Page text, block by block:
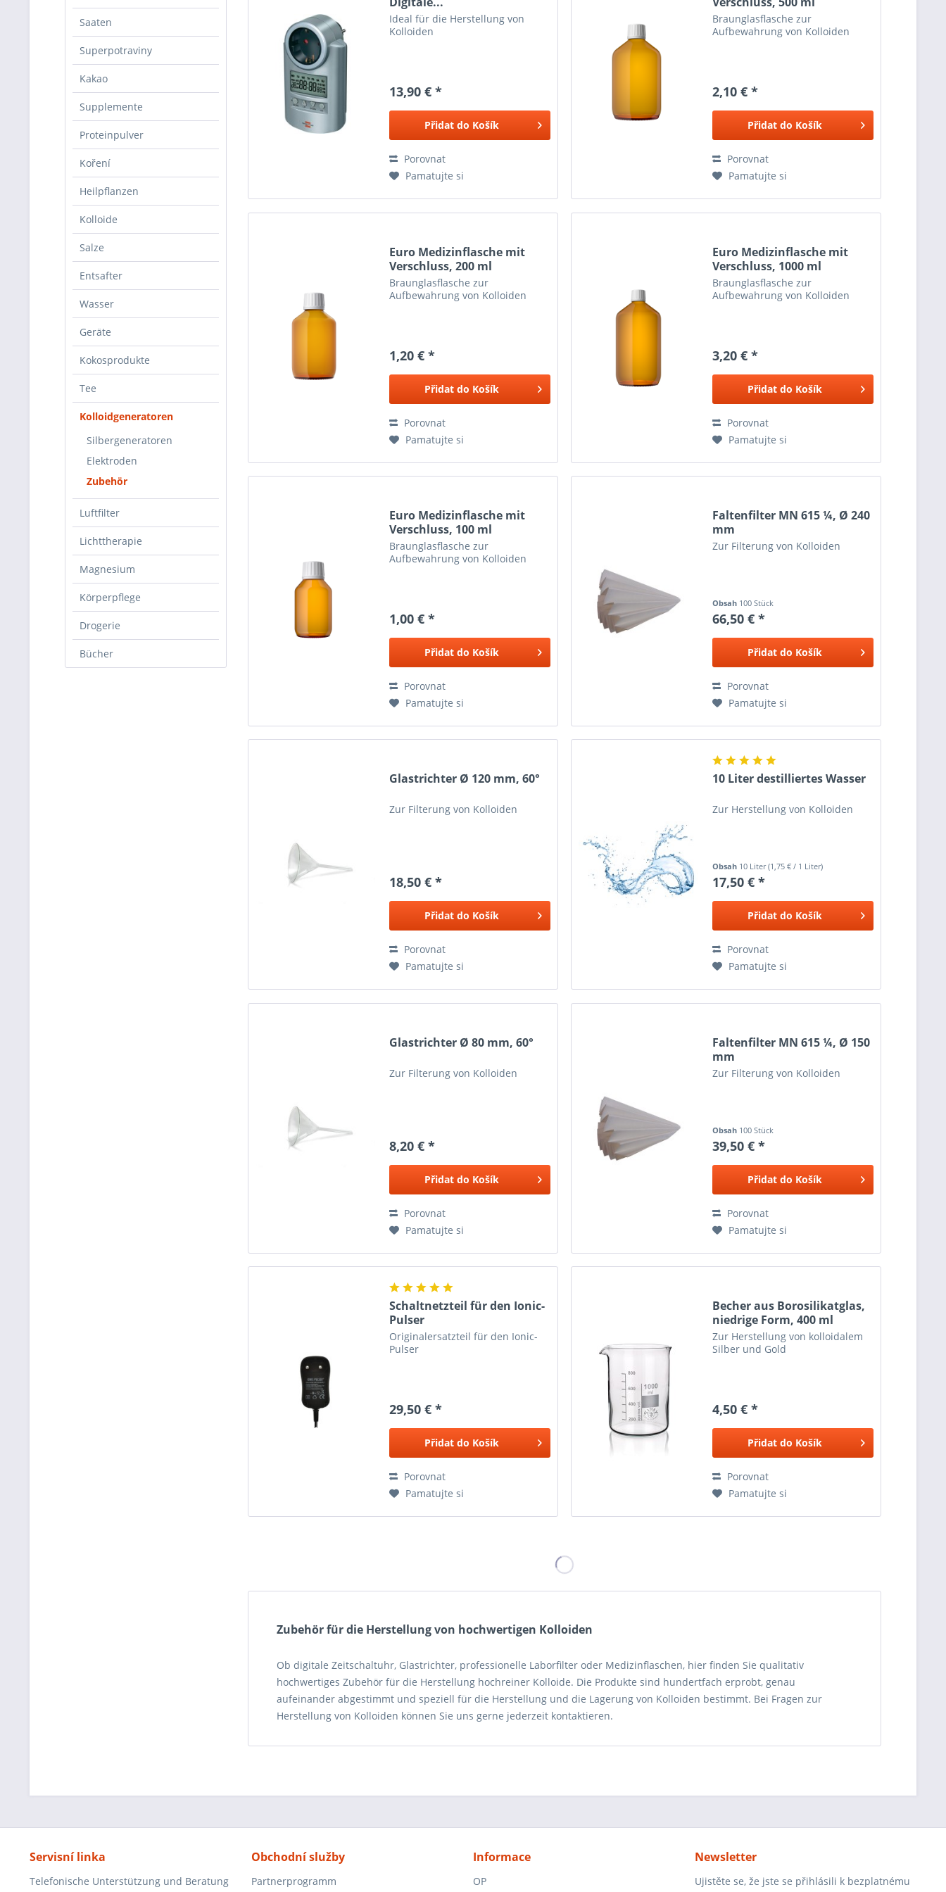
Saaten
Superpotraviny
Kakao
Supplemente
Proteinpulver
Koření
Heilpflanzen
Kolloide
Salze
Entsafter
Wasser
Geräte
Kokosprodukte
Tee
Kolloidgeneratoren
Silbergeneratoren
Elektroden
Zubehör
Luftfilter
Lichttherapie
Magnesium
Körperpflege
Drogerie
Bücher
Ideal für die Herstellung von
Kolloiden
13,90 € *
Přidat do Košík
Porovnat
Pamatujte si
Braunglasflasche zur
Aufbewahrung von Kolloiden
2,10 € *
Přidat do Košík
Porovnat
Pamatujte si
Euro Medizinflasche mit
Verschluss, 200 ml
Braunglasflasche zur
Aufbewahrung von Kolloiden
1,20 € *
Přidat do Košík
Porovnat
Pamatujte si
Euro Medizinflasche mit
Verschluss, 1000 ml
Braunglasflasche zur
Aufbewahrung von Kolloiden
3,20 € *
Přidat do Košík
Porovnat
Pamatujte si
Euro Medizinflasche mit
Verschluss, 100 ml
Braunglasflasche zur
Aufbewahrung von Kolloiden
1,00 € *
Přidat do Košík
Porovnat
Pamatujte si
Faltenfilter MN 615 ¼, Ø 240
mm
Zur Filterung von Kolloiden
Obsah 100 Stück
66,50 € *
Přidat do Košík
Porovnat
Pamatujte si
Glastrichter Ø 120 mm, 60°
Zur Filterung von Kolloiden
18,50 € *
Přidat do Košík
Porovnat
Pamatujte si
10 Liter destilliertes Wasser
Zur Herstellung von Kolloiden
Obsah 10 Liter(1,75 € / 1 Liter)
17,50 € *
Přidat do Košík
Porovnat
Pamatujte si
Glastrichter Ø 80 mm, 60°
Zur Filterung von Kolloiden
8,20 € *
Přidat do Košík
Porovnat
Pamatujte si
Faltenfilter MN 615 ¼, Ø 150
mm
Zur Filterung von Kolloiden
Obsah 100 Stück
39,50 € *
Přidat do Košík
Porovnat
Pamatujte si
Schaltnetzteil für den Ionic-
Pulser
Originalersatzteil für den Ionic-
Pulser
29,50 € *
Přidat do Košík
Porovnat
Pamatujte si
Becher aus Borosilikatglas,
niedrige Form, 400 ml
Zur Herstellung von kolloidalem
Silber und Gold
4,50 € *
Přidat do Košík
Porovnat
Pamatujte si
Zubehör für die Herstellung von hochwertigen Kolloiden
Ob digitale Zeitschaltuhr, Glastrichter, professionelle Laborfilter oder Medizinflaschen, hier finden Sie qualitativ
hochwertiges Zubehör für die Herstellung hochreiner Kolloide. Die Produkte sind hundertfach erprobt, genau
aufeinander abgestimmt und speziell für die Herstellung und die Lagerung von Kolloiden bestimmt. Bei Fragen zur
Herstellung von Kolloiden können Sie uns gerne jederzeit kontaktieren.
Servisní linka
Telefonische Unterstützung und Beratung
Obchodní služby
Partnerprogramm
Informace
OP
Newsletter
Ujistěte se, že jste se přihlásili k bezplatnému